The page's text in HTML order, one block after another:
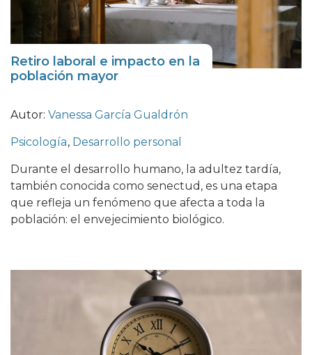
Retiro laboral e impacto en la
población mayor
Autor: Vanessa García Gualdrón
Psicología, Desarrollo personal
Durante el desarrollo humano, la adultez tardía,
también conocida como senectud, es una etapa
que refleja un fenómeno que afecta a toda la
población: el envejecimiento biológico.